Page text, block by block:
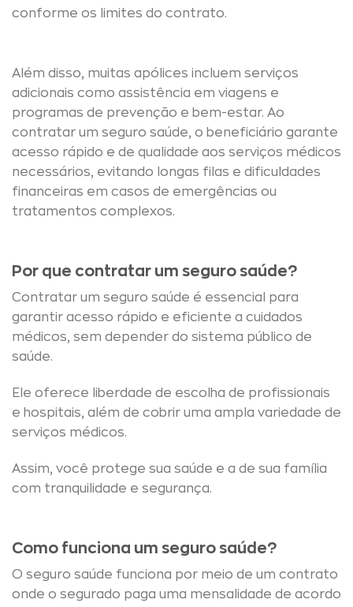
conforme os limites do contrato.
Além disso, muitas apólices incluem serviços
adicionais como assistência em viagens e
programas de prevenção e bem-estar. Ao
contratar um seguro saúde, o beneficiário garante
acesso rápido e de qualidade aos serviços médicos
necessários, evitando longas filas e dificuldades
financeiras em casos de emergências ou
tratamentos complexos.
Por que contratar um seguro saúde?
Contratar um seguro saúde é essencial para
garantir acesso rápido e eficiente a cuidados
médicos, sem depender do sistema público de
saúde.
Ele oferece liberdade de escolha de profissionais
e hospitais, além de cobrir uma ampla variedade de
serviços médicos.
Assim, você protege sua saúde e a de sua família
com tranquilidade e segurança.
Como funciona um seguro saúde?
O seguro saúde funciona por meio de um contrato
onde o segurado paga uma mensalidade de acordo